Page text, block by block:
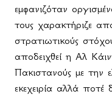
εμφανιζόταν
τους χαρακτήριζε
στρατιωτικούς
αποδειχθεί η Αλ
Πακιστανούς με την
εκεχειρία αλλά ποτέ